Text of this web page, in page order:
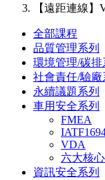
【遠距連線
全部課程
品質管理系列
環境管理/碳排
社會責任/驗廠
永續議題系列
車用安全系列
FMEA
VDA
六大核
資訊安全系列